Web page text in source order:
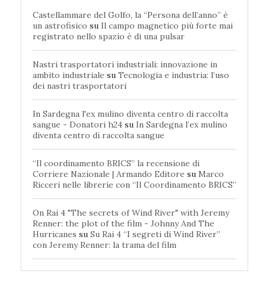
Castellammare del Golfo, la “Persona dell’anno” è
un astrofisico su Il campo magnetico più forte mai
registrato nello spazio è di una pulsar
Nastri trasportatori industriali: innovazione in
ambito industriale su Tecnologia e industria: l’uso
dei nastri trasportatori
In Sardegna l'ex mulino diventa centro di raccolta
sangue - Donatori h24 su In Sardegna l’ex mulino
diventa centro di raccolta sangue
“Il coordinamento BRICS” la recensione di
Corriere Nazionale | Armando Editore su Marco
Ricceri nelle librerie con “Il Coordinamento BRICS”
On Rai 4 "The secrets of Wind River" with Jeremy
Renner: the plot of the film - Johnny And The
Hurricanes su Su Rai 4 “I segreti di Wind River”
con Jeremy Renner: la trama del film